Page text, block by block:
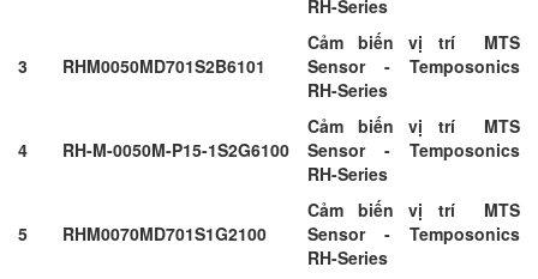
RH-Series
3 RHM0050MD701S2B6101
Cảm biến vị trí MTS
Sensor - Temposonics
RH-Series
4 RH-M-0050M-P15-1S2G6100
Cảm biến vị trí MTS
Sensor - Temposonics
RH-Series
5 RHM0070MD701S1G2100
Cảm biến vị trí MTS
Sensor - Temposonics
RH-Series